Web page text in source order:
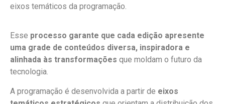
eixos temáticos da programação.
Esse processo garante que cada edição apresente
uma grade de conteúdos diversa, inspiradora e
alinhada às transformações que moldam o futuro da
tecnologia.
A programação é desenvolvida a partir de eixos